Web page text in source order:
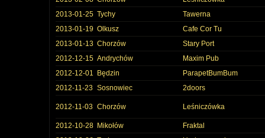
2013-01-25 Tychy
Tawerna
2013-01-19 Olkusz
Cafe Cor Tu
2013-01-13 Chorzów
Stary Port
2012-12-15 Andrychów
Maxim Pub
2012-12-01
Będzin
ParapetBumBum
2012-11-23 Sosnowiec 2doors
2012-11-03 Chorzów Leśniczówka
2012-10-28 Mikołów
Fraktal